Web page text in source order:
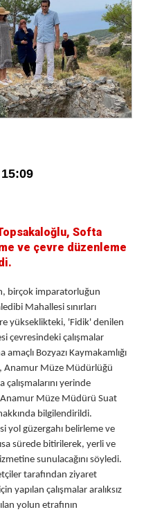
Softa
ve çevre düzenleme
birçok imparatorluğun
Mahallesi sınırları
yükseklikteki, 'Fidik' denilen
çevresindeki çalışmalar
Bozyazı Kaymakamlığı
Anamur Müze Müdürlüğü
yerinde
Müze Müdürü Suat
bilgilendirildi.
yol güzergahı belirleme ve
sürede bitirilerek, yerli ve
sunulacağını söyledi.
tarafından ziyaret
yapılan çalışmalar aralıksız
yolun etrafının